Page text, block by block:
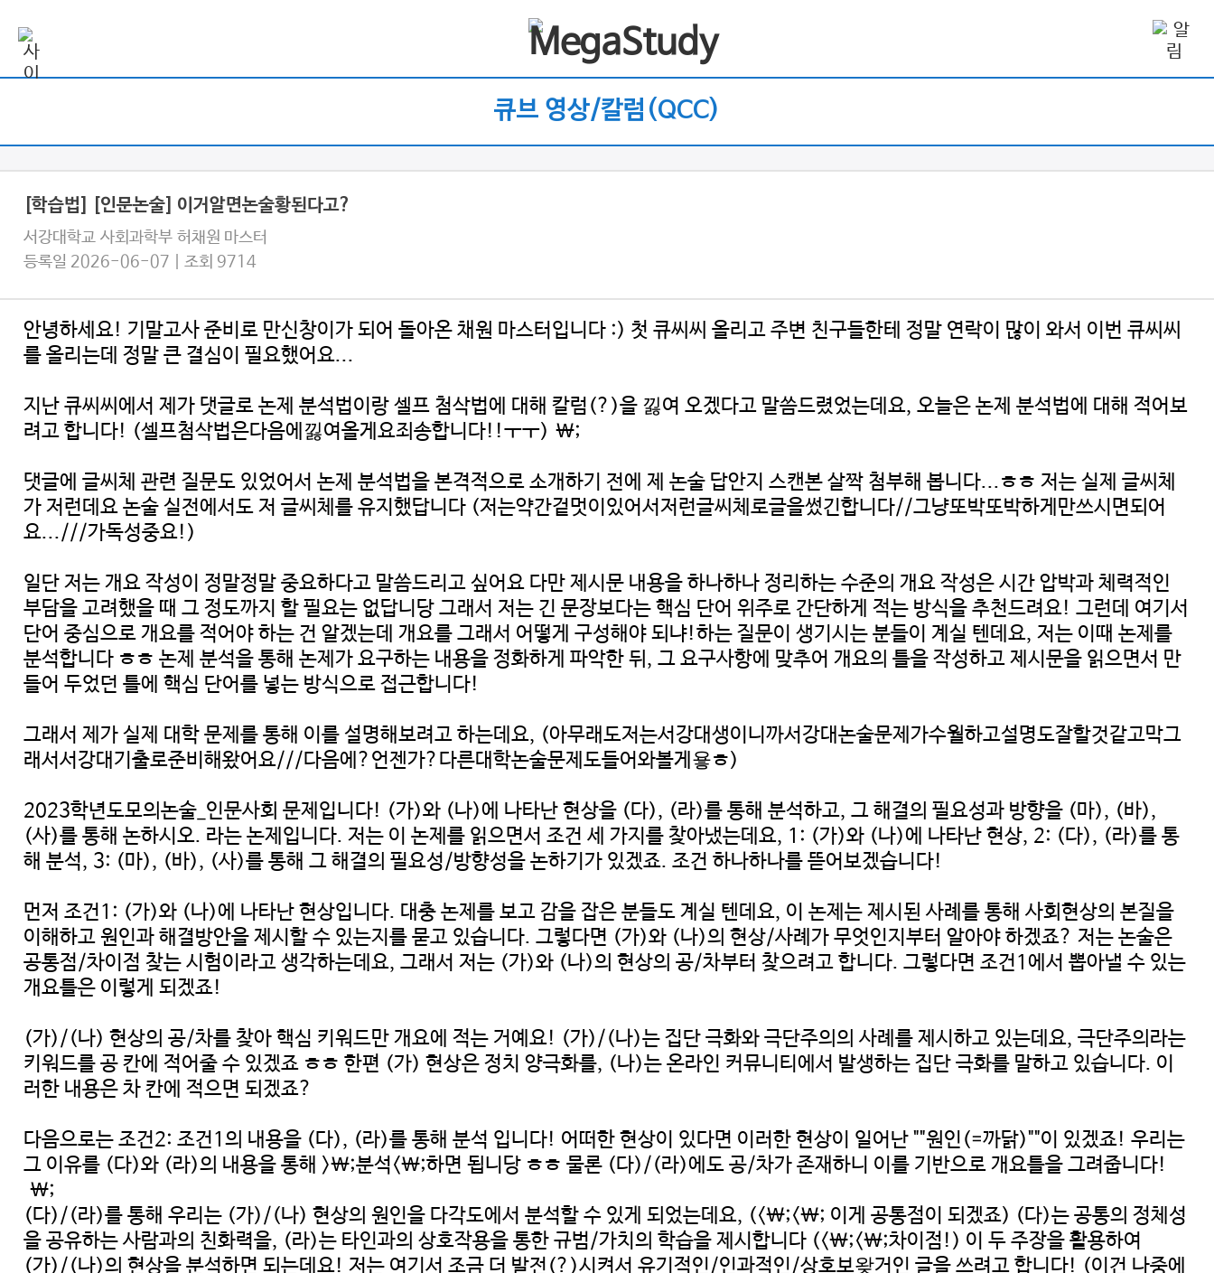
큐브 영상/칼럼(QCC)
[학습법] [인문논술] 이거알면논술황된다고?
서강대학교 사회과학부 허채원 마스터
등록일 2026-06-07 | 조회 9714
안녕하세요! 기말고사 준비로 만신창이가 되어 돌아온 채원 마스터입니다 :) 첫 큐씨씨 올리고 주변 친구들한테 정말 연락이 많이 와서 이번 큐씨씨
를 올리는데 정말 큰 결심이 필요했어요...
지난 큐씨씨에서 제가 댓글로 논제 분석법이랑 셀프 첨삭법에 대해 칼럼(?)을 낋여 오겠다고 말씀드렸었는데요, 오늘은 논제 분석법에 대해 적어보
려고 합니다! (셀프첨삭법은다음에낋여올게요죄송합니다!!ㅜㅜ) \;
댓글에 글씨체 관련 질문도 있었어서 논제 분석법을 본격적으로 소개하기 전에 제 논술 답안지 스캔본 살짝 첨부해 봅니다...ㅎㅎ 저는 실제 글씨체
가 저런데요 논술 실전에서도 저 글씨체를 유지했답니다 (저는약간겉멋이있어서저런글씨체로글을썼긴합니다//그냥또박또박하게만쓰시면되어
요...///가독성중요!)
일단 저는 개요 작성이 정말정말 중요하다고 말씀드리고 싶어요 다만 제시문 내용을 하나하나 정리하는 수준의 개요 작성은 시간 압박과 체력적인
부담을 고려했을 때 그 정도까지 할 필요는 없답니당 그래서 저는 긴 문장보다는 핵심 단어 위주로 간단하게 적는 방식을 추천드려요! 그런데 여기서
단어 중심으로 개요를 적어야 하는 건 알겠는데 개요를 그래서 어떻게 구성해야 되냐!하는 질문이 생기시는 분들이 계실 텐데요, 저는 이때 논제를
분석합니다 ㅎㅎ 논제 분석을 통해 논제가 요구하는 내용을 정화하게 파악한 뒤, 그 요구사항에 맞추어 개요의 틀을 작성하고 제시문을 읽으면서 만
들어 두었던 틀에 핵심 단어를 넣는 방식으로 접근합니다!
그래서 제가 실제 대학 문제를 통해 이를 설명해보려고 하는데요, (아무래도저는서강대생이니까서강대논술문제가수월하고설명도잘할것같고막그
래서서강대기출로준비해왔어요///다음에?언젠가?다른대학논술문제도들어와볼게욯ㅎ)
2023학년도모의논술_인문사회 문제입니다! (가)와 (나)에 나타난 현상을 (다), (라)를 통해 분석하고, 그 해결의 필요성과 방향을 (마), (바),
(사)를 통해 논하시오. 라는 논제입니다. 저는 이 논제를 읽으면서 조건 세 가지를 찾아냈는데요, 1: (가)와 (나)에 나타난 현상, 2: (다), (라)를 통
해 분석, 3: (마), (바), (사)를 통해 그 해결의 필요성/방향성을 논하기가 있겠죠. 조건 하나하나를 뜯어보겠습니다!
먼저 조건1: (가)와 (나)에 나타난 현상입니다. 대충 논제를 보고 감을 잡은 분들도 계실 텐데요, 이 논제는 제시된 사례를 통해 사회현상의 본질을
이해하고 원인과 해결방안을 제시할 수 있는지를 묻고 있습니다. 그렇다면 (가)와 (나)의 현상/사례가 무엇인지부터 알아야 하겠죠? 저는 논술은
공통점/차이점 찾는 시험이라고 생각하는데요, 그래서 저는 (가)와 (나)의 현상의 공/차부터 찾으려고 합니다. 그렇다면 조건1에서 뽑아낼 수 있는
개요틀은 이렇게 되겠죠!
(가)/(나) 현상의 공/차를 찾아 핵심 키워드만 개요에 적는 거예요! (가)/(나)는 집단 극화와 극단주의의 사례를 제시하고 있는데요, 극단주의라는
키워드를 공 칸에 적어줄 수 있겠죠 ㅎㅎ 한편 (가) 현상은 정치 양극화를, (나)는 온라인 커뮤니티에서 발생하는 집단 극화를 말하고 있습니다. 이
러한 내용은 차 칸에 적으면 되겠죠?
다음으로는 조건2: 조건1의 내용을 (다), (라)를 통해 분석 입니다! 어떠한 현상이 있다면 이러한 현상이 일어난 ""원인(=까닭)""이 있겠죠! 우리는
그 이유를 (다)와 (라)의 내용을 통해 >\;분석<\;하면 됩니당 ㅎㅎ 물론 (다)/(라)에도 공/차가 존재하니 이를 기반으로 개요틀을 그려줍니다!
\;
(다)/(라)를 통해 우리는 (가)/(나) 현상의 원인을 다각도에서 분석할 수 있게 되었는데요, (<\;<\; 이게 공통점이 되겠죠) (다)는 공통의 정체성
을 공유하는 사람과의 친화력을, (라)는 타인과의 상호작용을 통한 규범/가치의 학습을 제시합니다 (<\;<\;차이점!) 이 두 주장을 활용하여
(가)/(나)의 현상을 분석하면 되는데요! 저는 여기서 조금 더 발전(?)시켜서 유기적인/인과적인/상호보왖거인 글을 쓰려고 합니다! (이건 나중에